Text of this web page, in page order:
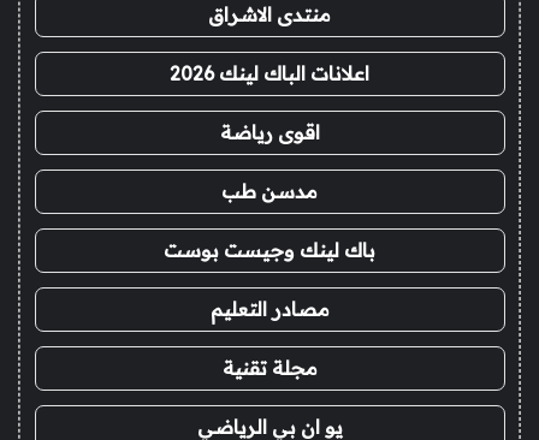
منتدى الاشراق
اعلانات الباك لينك 2026
اقوى رياضة
مدسن طب
باك لينك وجيست بوست
مصادر التعليم
مجلة تقنية
يو ان بي الرياضي